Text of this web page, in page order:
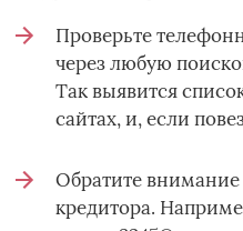
Проверьте
через любую
Так выявится
сайтах, и, если
Обратите
кредитора.